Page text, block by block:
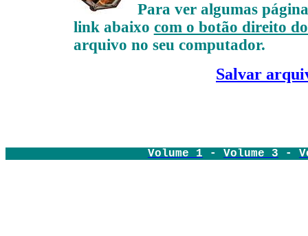
Para ver algumas
link abaixo com o botão direito
arquivo no seu computador.
Salvar
Volume 1 - Volume 3 -